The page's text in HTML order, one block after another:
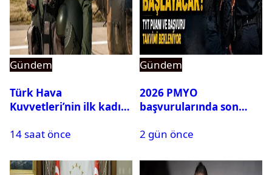
Gündem
Türk Hava
Kuvvetleri’nin ilk kadın
Karapınar hakkında
ortaya çıktı
14 saat önce
Gündem
2026 PMYO
başvurularında son
2 gün önce